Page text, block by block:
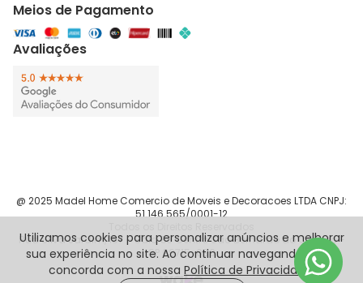
Meios de Pagamento
Avaliações
@ 2025 Madel Home Comercio de Moveis e Decoracoes LTDA CNPJ:
51.146.565/0001-12
Rua Silva Jardim, 187 - Sala 83 Centro São Bernardo do Campo -
SP 09715-090
Utilizamos cookies para personalizar anúncios e melhorar
sua experiência no site. Ao continuar navegando, você
concorda com a nossa Política de Privacidade.